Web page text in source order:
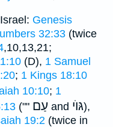
Genesis
32:33 (twice
,10,13,21;
(D), 1 Samuel
; 1 Kings 18:10
10:10; 1
("" עַם and גּוֺי),
19:2 (twice in